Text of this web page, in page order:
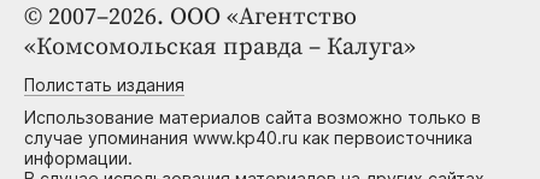
© 2007–2026. ООО «Агентство
«Комсомольская правда – Калуга»
Полистать издания
Использование материалов сайта возможно только в
случае упоминания www.kp40.ru как первоисточника
информации.